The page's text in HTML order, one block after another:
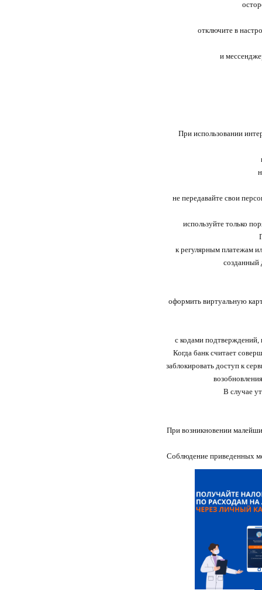
отключите в
и
При использовании
не передавайте свои
используйте только
к регулярным платежам
созданный
оформить виртуальную
с кодами подтверждений,
Когда банк считает
заблокировать доступ к
В случае
При возникновении
Соблюдение приведенных